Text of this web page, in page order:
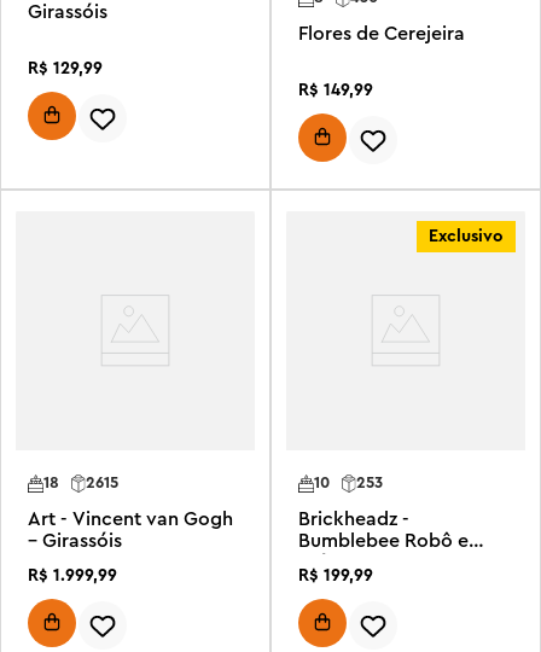
Girassóis
R$ 129,99
Flores de Cerejeira
R$ 149,99
18 2615
Art - Vincent van Gogh
– Girassóis
R$ 1 .999,99
Exclusivo
10 253
Brickheadz -
Bumblebee Robô e
R$ 199,99